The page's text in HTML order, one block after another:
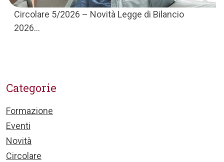
Circolare 5/2026 – Novità Legge di Bilancio
2026...
Categorie
Formazione
Eventi
Novità
Circolare